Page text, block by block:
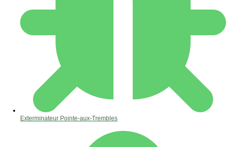
Exterminateur Pointe-aux-Trembles